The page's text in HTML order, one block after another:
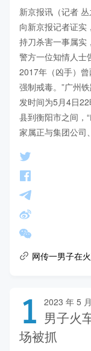
新京报讯（记者
向新京报记者证实
持刀杀害一事属实
警方一位知情人士
2017年（凶手）
强制戒毒。”广州
发时间为5月4日
县到衡阳市之间，
家属正与集团公司
网传一男子在
1 2023 年 5
男子火
场被抓